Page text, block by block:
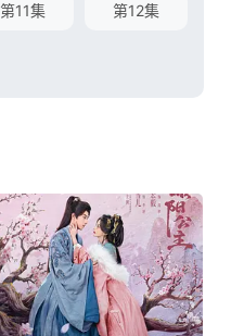
第11集 第12集